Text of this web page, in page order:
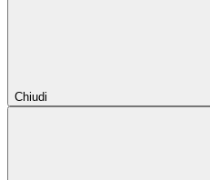
Chiudi